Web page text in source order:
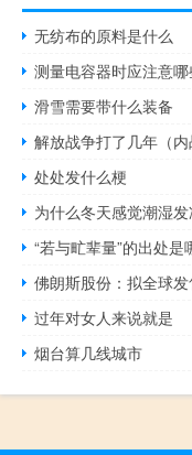
无纺布的原料是什么
测量电容器时应注意
滑雪需要带什么装备
解放战争打了几年（内
处处发什么梗
为什么冬天感觉潮湿
“若与甿辈量”的出处是
过年对女人来说就是
烟台算几线城市